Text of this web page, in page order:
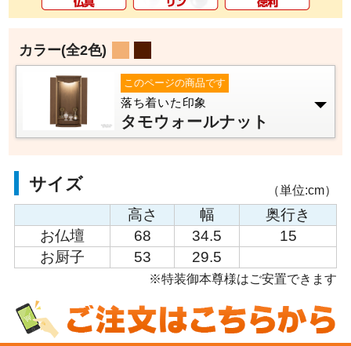
カラー(全2色)
このページの商品です
落ち着いた印象
タモウォールナット
サイズ （単位:cm）
高さ 幅
奥行き
お仏壇
68 34.5
15
お厨子
53 29.5
※特装御本尊様はご安置できます